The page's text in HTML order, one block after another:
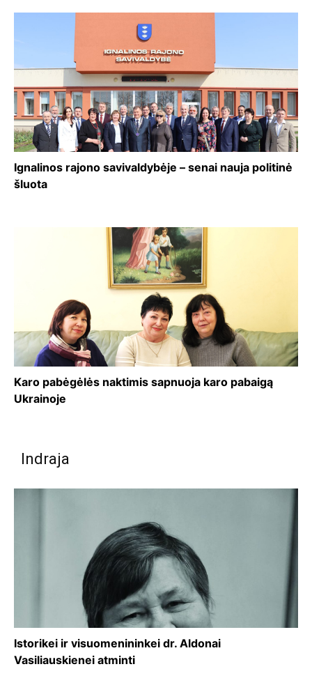
Ignalinos rajono savivaldybėje – senai nauja politinė
šluota
Karo pabėgėlės naktimis sapnuoja karo pabaigą
Ukrainoje
Indraja
Istorikei ir visuomenininkei dr. Aldonai
Vasiliauskienei atminti